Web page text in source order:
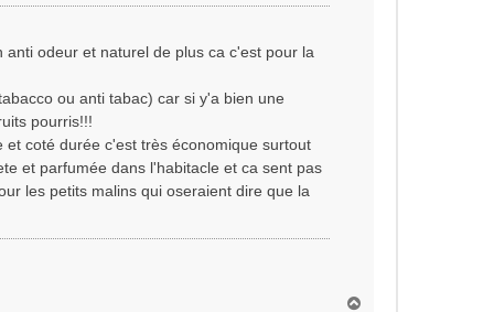
odeur et naturel de plus ca c'est pour la
ou anti tabac) car si y'a bien une
pourris!!!
coté durée c'est très économique surtout
et parfumée dans l'habitacle et ca sent pas
les petits malins qui oseraient dire que la